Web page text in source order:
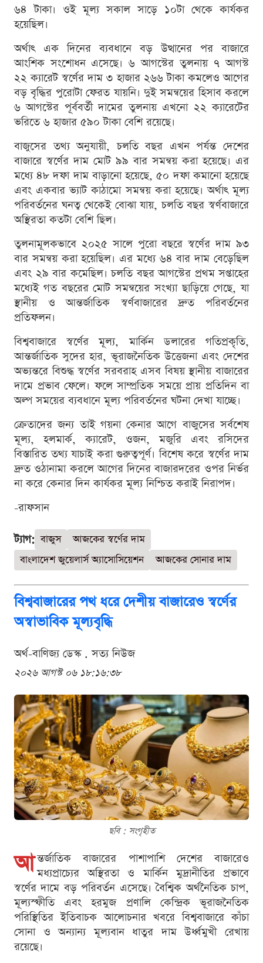
৬৪ টাকা। ওই মূল্য সকাল সাড়ে ১০টা থেকে কার্যকর
হয়েছিল।
অর্থাৎ এক দিনের ব্যবধানে বড় উত্থানের পর বাজারে
আংশিক সংশোধন এসেছে। ৬ আগস্টের তুলনায় ৭ আগস্ট
২২ ক্যারেট স্বর্ণের দাম ৩ হাজার ২৬৬ টাকা কমলেও আগের
বড় বৃদ্ধির পুরোটা ফেরত যায়নি। দুই সমন্বয়ের হিসাব করলে
৬ আগস্টের পূর্ববর্তী দামের তুলনায় এখনো ২২ ক্যারেটের
ভরিতে ৬ হাজার ৫৯০ টাকা বেশি রয়েছে।
বাজুসের তথ্য অনুযায়ী, চলতি বছর এখন পর্যন্ত দেশের
বাজারে স্বর্ণের দাম মোট ৯৯ বার সমন্বয় করা হয়েছে। এর
মধ্যে ৪৮ দফা দাম বাড়ানো হয়েছে, ৫০ দফা কমানো হয়েছে
এবং একবার ভ্যাট কাঠামো সমন্বয় করা হয়েছে। অর্থাৎ মূল্য
পরিবর্তনের ঘনত্ব থেকেই বোঝা যায়, চলতি বছর স্বর্ণবাজারে
অস্থিরতা কতটা বেশি ছিল।
তুলনামূলকভাবে ২০২৫ সালে পুরো বছরে স্বর্ণের দাম ৯৩
বার সমন্বয় করা হয়েছিল। এর মধ্যে ৬৪ বার দাম বেড়েছিল
এবং ২৯ বার কমেছিল। চলতি বছর আগস্টের প্রথম সপ্তাহের
মধ্যেই গত বছরের মোট সমন্বয়ের সংখ্যা ছাড়িয়ে গেছে, যা
স্থানীয় ও আন্তর্জাতিক স্বর্ণবাজারের দ্রুত পরিবর্তনের
প্রতিফলন।
বিশ্ববাজারে স্বর্ণের মূল্য, মার্কিন ডলারের গতিপ্রকৃতি,
আন্তর্জাতিক সুদের হার, ভূরাজনৈতিক উত্তেজনা এবং দেশের
অভ্যন্তরে বিশুদ্ধ স্বর্ণের সরবরাহ এসব বিষয় স্থানীয় বাজারের
দামে প্রভাব ফেলে। ফলে সাম্প্রতিক সময়ে প্রায় প্রতিদিন বা
অল্প সময়ের ব্যবধানে মূল্য পরিবর্তনের ঘটনা দেখা যাচ্ছে।
ক্রেতাদের জন্য তাই গয়না কেনার আগে বাজুসের সর্বশেষ
মূল্য, হলমার্ক, ক্যারেট, ওজন, মজুরি এবং রসিদের
বিস্তারিত তথ্য যাচাই করা গুরুত্বপূর্ণ। বিশেষ করে স্বর্ণের দাম
দ্রুত ওঠানামা করলে আগের দিনের বাজারদরের ওপর নির্ভর
না করে কেনার দিন কার্যকর মূল্য নিশ্চিত করাই নিরাপদ।
-রাফসান
ট্যাগ: বাজুস
আজকের স্বর্ণের দাম
বাংলাদেশ জুয়েলার্স অ্যাসোসিয়েশন
আজকের সোনার দাম
বিশ্ববাজারের পথ ধরে দেশীয় বাজারেও স্বর্ণের
অস্বাভাবিক মূল্যবৃদ্ধি
অর্থ-বাণিজ্য ডেস্ক . সত্য নিউজ
২০২৬ আগস্ট ০৬ ১৮:১৬:৩৮
ছবি : সংগৃহীত
আ ন্তর্জাতিক বাজারের পাশাপাশি দেশের বাজারেও
মধ্যপ্রাচ্যের অস্থিরতা ও মার্কিন মুদ্রানীতির প্রভাবে
স্বর্ণের দামে বড় পরিবর্তন এসেছে। বৈশ্বিক অর্থনৈতিক চাপ,
মূল্যস্ফীতি এবং হরমুজ প্রণালি কেন্দ্রিক ভূরাজনৈতিক
পরিস্থিতির ইতিবাচক আলোচনার খবরে বিশ্ববাজারে কাঁচা
সোনা ও অন্যান্য মূল্যবান ধাতুর দাম উর্ধ্বমুখী রেখায়
রয়েছে।